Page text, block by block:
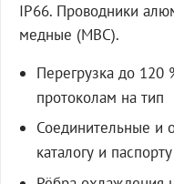
IP66. Проводники
медные (МВС).
Перегрузка до 120
протоколам на тип
Соединительные и
каталогу и паспорту